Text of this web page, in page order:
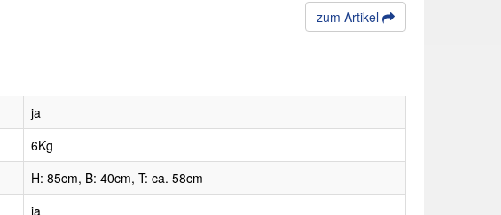
zum Artikel
ja
6Kg
H: 85cm, B: 40cm, T: ca. 58cm
ja